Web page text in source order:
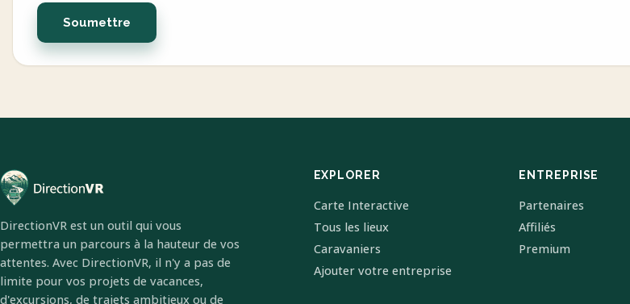
Soumettre
DirectionVR est un outil qui vous
permettra un parcours à la hauteur de vos
attentes. Avec DirectionVR, il n'y a pas de
limite pour vos projets de vacances,
d'excursions, de trajets ambitieux ou de
EXPLORER
Carte Interactive
Tous les lieux
Caravaniers
Ajouter votre entreprise
ENTREPRISE
Partenaires
Affiliés
Premium